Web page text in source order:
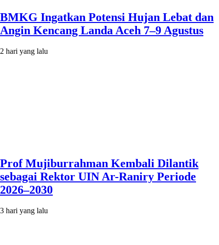
BMKG Ingatkan Potensi Hujan Lebat dan
Angin Kencang Landa Aceh 7–9 Agustus
2 hari yang lalu
Prof Mujiburrahman Kembali Dilantik
sebagai Rektor UIN Ar-Raniry Periode
2026–2030
3 hari yang lalu